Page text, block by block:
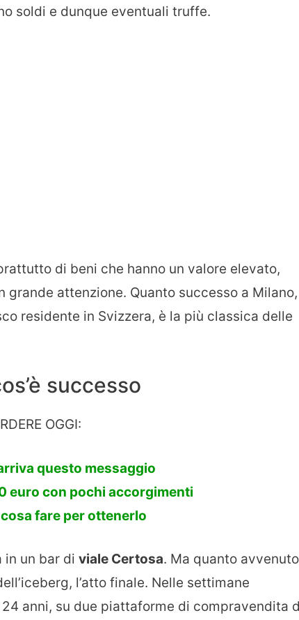
soldi e dunque eventuali truffe.
di beni che hanno un valore elevato,
attenzione. Quanto successo a Milano,
residente in Svizzera, è la più classica delle
successo
OGGI:
questo messaggio
euro con pochi accorgimenti
fare per ottenerlo
in un bar di viale Certosa. Ma quanto avvenuto
l’atto finale. Nelle settimane
anni, su due piattaforme di compravendita